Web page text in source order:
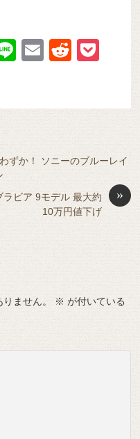
Li
E
R
di et
ずか！ ソニーのブルーレイ
»
ビア 9モデル 最大約
10万円値下げ
ません。 ※ が付いている